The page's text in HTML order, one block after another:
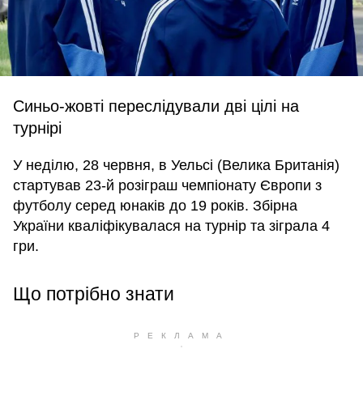
Синьо-жовті переслідували дві цілі на
турнірі
У неділю, 28 червня, в Уельсі (Велика Британія)
стартував 23-й розіграш чемпіонату Європи з
футболу серед юнаків до 19 років. Збірна
України кваліфікувалася на турнір та зіграла 4
гри.
Що потрібно знати